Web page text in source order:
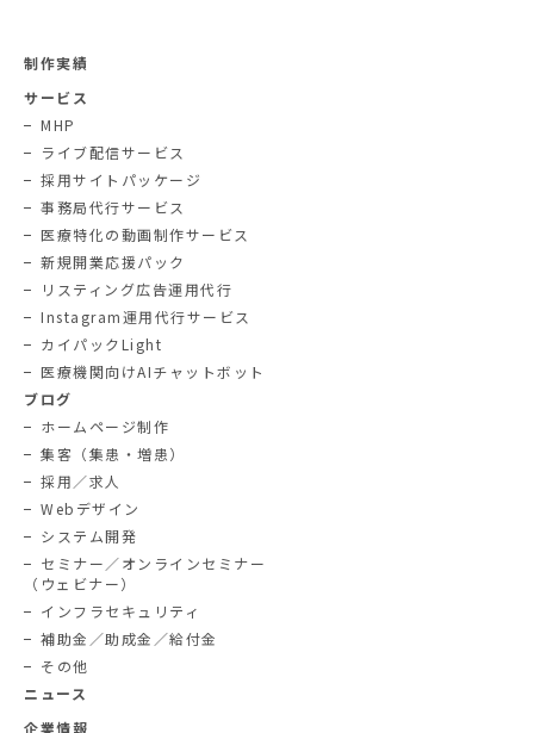
制作実績
サービス
MHP
ライブ配信サービス
採用サイトパッケージ
事務局代行サービス
医療特化の動画制作サービス
新規開業応援パック
リスティング広告運用代行
Instagram運用代行サービス
カイパックLight
医療機関向けAIチャットボット
ブログ
ホームページ制作
集客（集患・増患）
採用／求人
Webデザイン
システム開発
セミナー／オンラインセミナー
（ウェビナー）
インフラセキュリティ
補助金／助成金／給付金
その他
ニュース
企業情報